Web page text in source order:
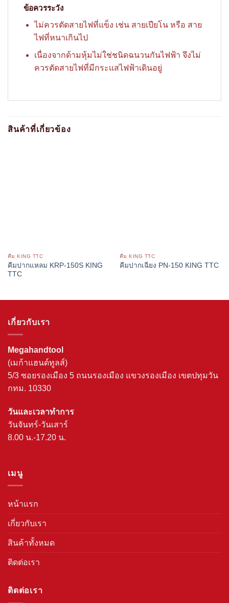
ข้อควรระวัง
ไม่ควรตัดสายไฟที่แข็ง เช่น สายเปียโน หรือ สาย
ไฟที่หนาเกินไป
เนื่องจากด้ามหุ้มไม่ใช่ชนิดฉนวนกันไฟฟ้า จึงไม่
ควรตัดสายไฟที่มีกระแสไฟฟ้าเดินอยู่
สินค้าที่เกี่ยวข้อง
คีม KING TTC
คีมปากแหลม KRP-150S KING
TTC
คีม KING TTC
คีมปากเฉียง PN-150 KING TTC
เกี่ยวกับเรา
Megahandtool
(เมก้าแฮนด์ทูลส์)
5/3 ซอยรองเมือง 5 ถนนรองเมือง แขวงรองเมือง เขตปทุมวัน
กทม. 10330
วันและเวลาทำการ
วันจันทร์-วันเสาร์
8.00 น.-17.20 น.
เมนู
หน้าแรก
เกี่ยวกับเรา
สินค้าทั้งหมด
ติดต่อเรา
ติดต่อเรา